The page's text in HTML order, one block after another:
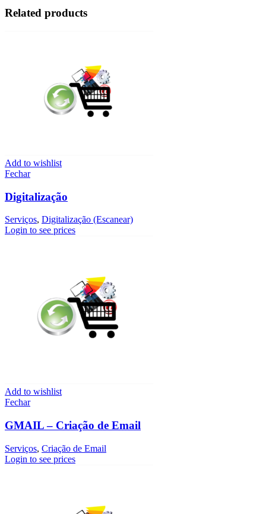
Related products
Add to wishlist
Fechar
Digitalização
Serviços, Digitalização (Escanear)
Login to see prices
Add to wishlist
Fechar
GMAIL – Criação de Email
Serviços, Criação de Email
Login to see prices